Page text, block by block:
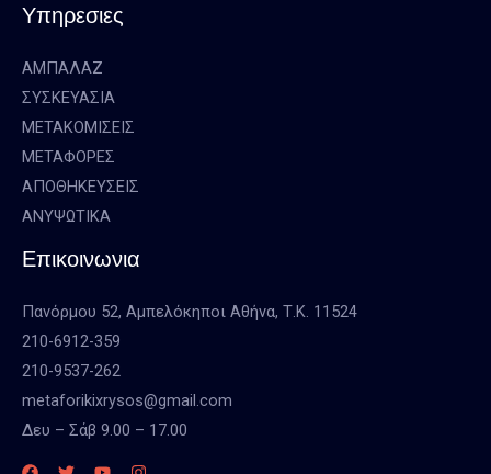
Υπηρεσιες
ΑΜΠΑΛΑΖ
ΣΥΣΚΕΥΑΣΙΑ
ΜΕΤΑΚΟΜΙΣΕΙΣ
ΜΕΤΑΦΟΡΕΣ
ΑΠΟΘΗΚΕΥΣΕΙΣ
ΑΝΥΨΩΤΙΚΑ
Επικοινωνια
Πανόρμου 52, Αμπελόκηποι Αθήνα, Τ.Κ. 11524
210-6912-359
210-9537-262
metaforikixrysos@gmail.com
Δευ – Σάβ 9.00 – 17.00